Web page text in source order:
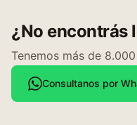
¿No encontrás
Tenemos más de
Consultanos por